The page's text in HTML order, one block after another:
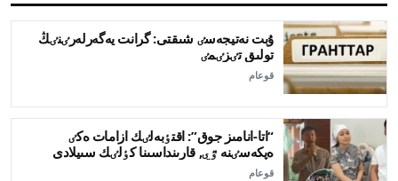
ۇبت نەتيجەسٸ شىقتى: گرانت يەگەرلەرٸنٸڭ
تولىق تٸزٸمٸ
قوعام
“اتا-انامىز جوق”: اقتٶبەلٸك ازامات ەكٸ
ەپكەسٸنە ٷي, قارىنداسىنا كٶلٸك سىيلادى
قوعام